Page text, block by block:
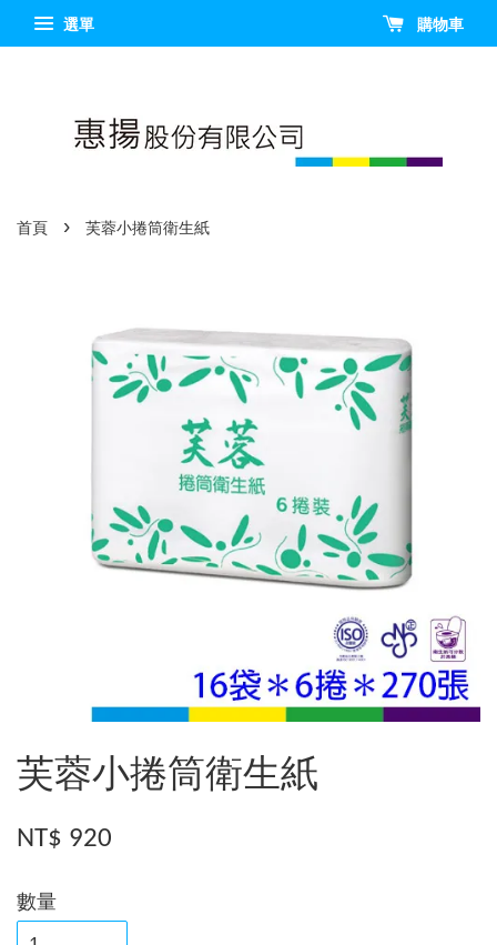
選單 購物車
首頁 › 芙蓉小捲筒衛生紙
芙蓉小捲筒衛生紙
NT$ 920
數量